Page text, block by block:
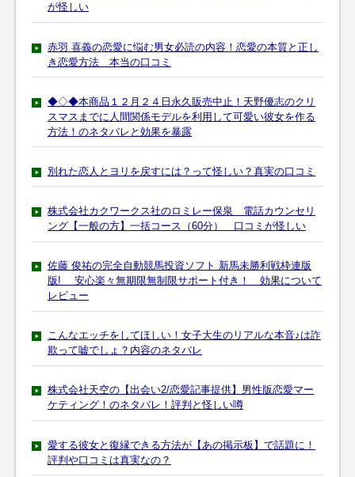
が怪しい
赤羽 喜義の恋愛に悩む男女必読の内容！恋愛の本質と正し
き恋愛方法 本当の口コミ
◆◇◆本商品１２月２４日永久販売中止！天野優志のクリ
スマスまでに人間関係モデルを利用して可愛い彼女を作る
方法！のネタバレと効果を暴露
別れた恋人とヨリを戻すには？って怪しい？真実の口コミ
株式会社カクワークス社のロミレー保泉 電話カウンセリ
ング【一般の方】一括コース（60分） 口コミが怪しい
佐藤 俊祐の完全自動競馬投資ソフト 新馬未勝利戦枠連版
版! 安心楽々無期限無制限サポート付き！ 効果について
レビュー
こんなエッチをしてほしい！女子大生のリアルな本音♪は詐
欺って嘘でしょ？内容のネタバレ
株式会社天空の【出会い2/恋愛記事提供】男性版恋愛マー
ケティング！のネタバレ！評判と怪しい噂
愛する彼女と復縁できる方法が【あの掲示板】で話題に！
評判や口コミは真実なの？